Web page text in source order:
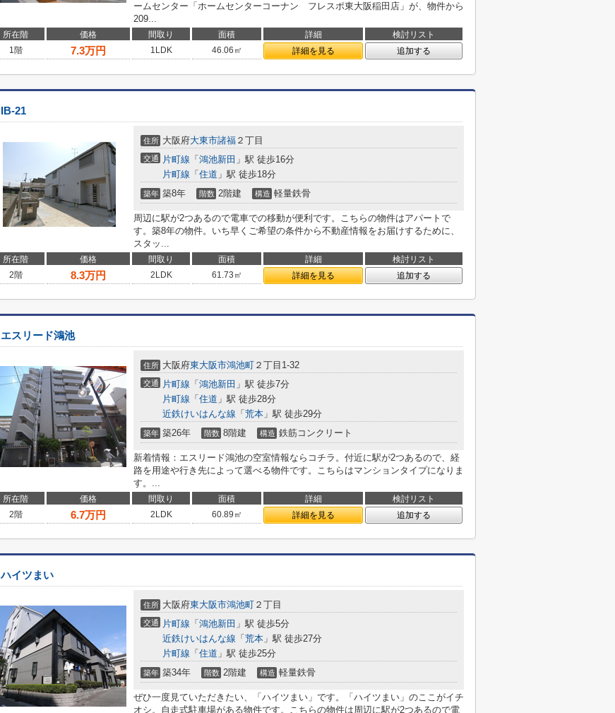
ームセンター「ホームセンターコーナン フレスポ東大阪稲田店」が、物件から
209...
所在階 価格 間取り 面積 詳細
検討リスト
1階
7.3万円 1LDK 46.06㎡ 詳細を見る 追加する
IB-21
住所 大阪府大東市諸福 ２丁目
交通 片町線 「 鴻池新田 」駅 徒歩16分
片町線 「 住道 」駅 徒歩18分
築年 築8年 階数 2階建 構造 軽量鉄骨
周辺に駅が2つあるので電車での移動が便利です。こちらの物件はアパートで
す。築8年の物件。いち早くご希望の条件から不動産情報をお届けするために、
スタッ...
所在階 価格 間取り 面積 詳細
検討リスト
2階
8.3万円 2LDK 61.73㎡ 詳細を見る 追加する
エスリード鴻池
住所 大阪府東大阪市鴻池町 ２丁目1-32
交通 片町線 「 鴻池新田 」駅 徒歩7分
片町線 「 住道 」駅 徒歩28分
近鉄けいはんな線 「 荒本 」駅 徒歩29分
築年 築26年 階数 8階建 構造 鉄筋コンクリート
新着情報：エスリード鴻池の空室情報ならコチラ。付近に駅が2つあるので、経
路を用途や行き先によって選べる物件です。こちらはマンションタイプになりま
す。...
所在階 価格 間取り 面積 詳細
検討リスト
2階
6.7万円 2LDK 60.89㎡ 詳細を見る 追加する
ハイツまい
住所 大阪府東大阪市鴻池町 ２丁目
交通 片町線 「 鴻池新田 」駅 徒歩5分
近鉄けいはんな線 「 荒本 」駅 徒歩27分
片町線 「 住道 」駅 徒歩25分
築年 築34年 階数 2階建 構造 軽量鉄骨
ぜひ一度見ていただきたい、「ハイツまい」です。「ハイツまい」のここがイチ
オシ。自走式駐車場がある物件です。こちらの物件は周辺に駅が2つあるので電